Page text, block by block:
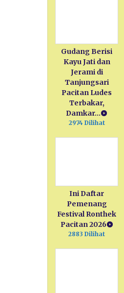
Gudang Berisi
Kayu Jati dan
Jerami di
Tanjungsari
Pacitan Ludes
Terbakar,
Damkar…
2974 Dilihat
Ini Daftar
Pemenang
Festival Ronthek
Pacitan 2026
2883 Dilihat